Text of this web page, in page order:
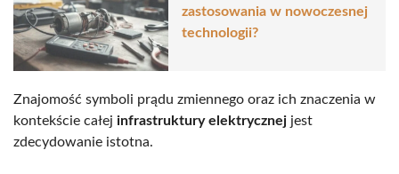
zastosowania w nowoczesnej
technologii?
Znajomość symboli prądu zmiennego oraz ich znaczenia w
kontekście całej infrastruktury elektrycznej jest
zdecydowanie istotna.